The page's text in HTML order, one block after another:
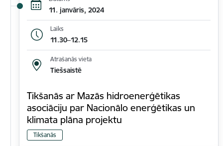
11. janvāris, 2024
Laiks
11.30–12.15
Atrašanās vieta
Tiešsaistē
Tikšanās ar Mazās hidroenerģētikas
asociāciju par Nacionālo enerģētikas un
klimata plāna projektu
Tikšanās